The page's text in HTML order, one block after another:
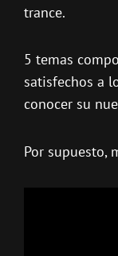
trance.
5 temas
satisfechos a
conocer su
Por supuesto,